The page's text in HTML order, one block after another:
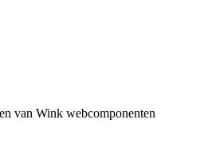
van Wink webcomponenten